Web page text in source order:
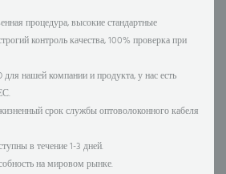
процедура, высокие стандартные
контроль качества, 100% проверка при
для нашей компании и продукта, у нас есть
срок службы оптоволоконного кабеля
в течение 1-3 дней.
на мировом рынке.